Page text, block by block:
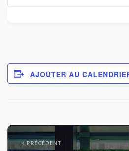
AJOUTER AU
PRÉCÉDENT